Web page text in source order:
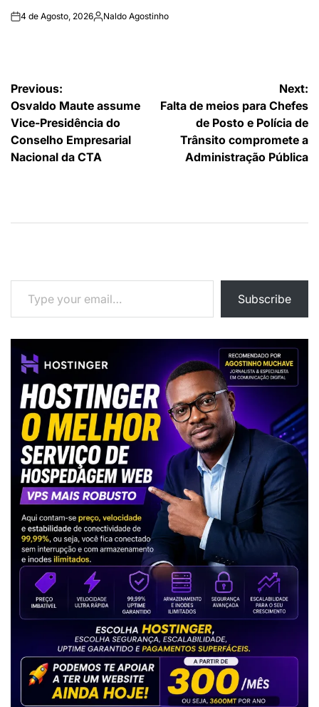
on4 de Agosto, 2026Publicado
Naldo Agostinho
Navegação
de
artigos
Previous:
Osvaldo Maute assume
Vice-Presidência do
Conselho Empresarial
Nacional da CTA
Next:
Falta de meios para Chefes
de Posto e Polícia de
Trânsito compromete a
Administração Pública
Type your email…
Subscribe